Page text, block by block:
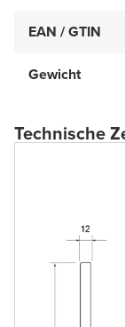
EAN / GTIN
Gewicht
Technische